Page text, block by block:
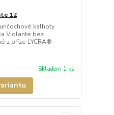
12
kalhoty
Violante bez
z příze LYCRA®
Skladem 1 ks